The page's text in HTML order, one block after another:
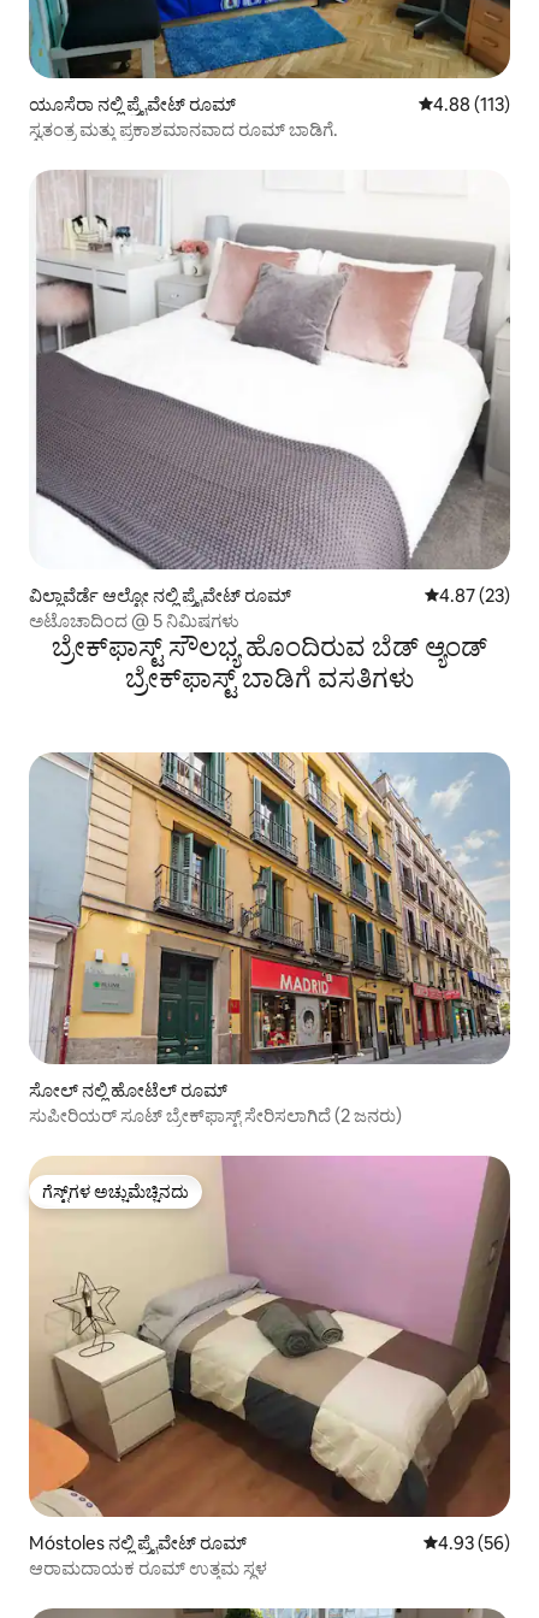
ಯೂಸೆರಾ ನಲ್ಲಿ ಪ್ರೈವೇಟ್ ರೂಮ್ 5 ರಲ್ಲಿ 4.88
4.88 (113)
ಸ್ವತಂತ್ರ ಮತ್ತು ಪ್ರಕಾಶಮಾನವಾದ ರೂಮ್ ಬಾಡಿಗೆ.
ವಿಲ್ಲಾವೆರ್ಡೆ ಆಲ್ಟೋ ನಲ್ಲಿ ಪ್ರೈವೇಟ್ ರೂಮ್ 5 ರಲ್ಲಿ 4.87
4.87 (23)
ಅಟೊಚಾದಿಂದ @ 5 ನಿಮಿಷಗಳು
ಬ್ರೇಕ್‌ಫಾಸ್ಟ್ ‌ಸೌಲಭ್ಯ ಹೊಂದಿರುವ ಬೆಡ್ ಆ್ಯಂಡ್
ಬ್ರೇಕ್‌ಫಾಸ್ಟ್‌ ಬಾಡಿಗೆ ವಸತಿಗಳು
ಸೋಲ್ ನಲ್ಲಿ ಹೋಟೆಲ್ ರೂಮ್
ಸುಪೀರಿಯರ್ ಸೂಟ್ ಬ್ರೇಕ್‌ಫಾಸ್ಟ್ ಸೇರಿಸಲಾಗಿದೆ (2 ಜನರು)
ಗೆಸ್ಟ್‌ಗಳ ಅಚ್ಚುಮೆಚ್ಚಿನದು
ಗೆಸ್ಟ್‌ಗಳ ಅಚ್ಚುಮೆಚ್ಚಿನದು
Móstoles ನಲ್ಲಿ ಪ್ರೈವೇಟ್ ರೂಮ್ 5 ರಲ್ಲಿ 4.93
4.93 (56)
ಆರಾಮದಾಯಕ ರೂಮ್ ಉತ್ತಮ ಸ್ಥಳ